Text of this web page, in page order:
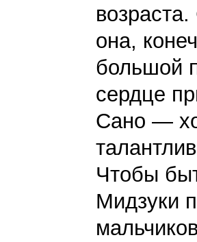
она,
большой
сердце
Сано —
Чтобы
Мидзуки